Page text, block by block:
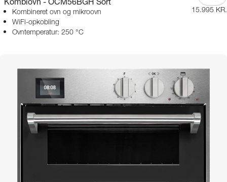
Kombineret ovn og mikroovn
WiFi-opkobling
Ovntemperatur: 250 °C
15.995 KR.